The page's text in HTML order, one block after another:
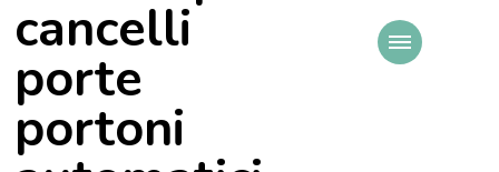
cancelli
porte
portoni